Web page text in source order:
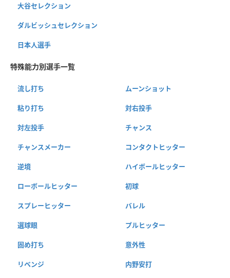
大谷セレクション
ダルビッシュセレクション
日本人選手
特殊能力別選手一覧
流し打ち ムーンショット
粘り打ち 対右投手
対左投手 チャンス
チャンスメーカー コンタクトヒッター
逆境 ハイボールヒッター
ローボールヒッター 初球
スプレーヒッター バレル
選球眼 プルヒッター
固め打ち 意外性
リベンジ 内野安打